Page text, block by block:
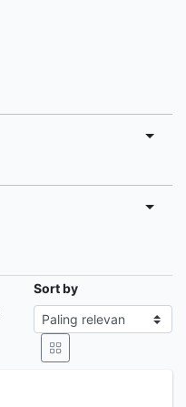
Sort by